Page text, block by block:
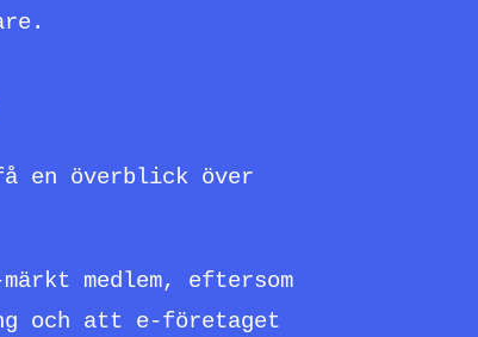
en överblick över
medlem, eftersom
och att e-företaget